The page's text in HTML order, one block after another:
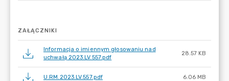
ZAŁĄCZNIKI
Informacja o imiennym głosowaniu nad
uchwałą 2023.LV.557.pdf
28.57 KB
U.RM.2023.LV.557.pdf 6.06 MB